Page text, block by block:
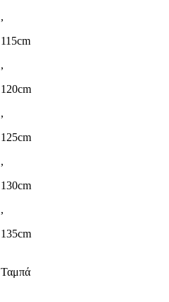
,
115cm
,
120cm
,
125cm
,
130cm
,
135cm
Ταμπά